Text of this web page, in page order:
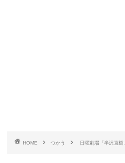
HOME つかう 日曜劇場「半沢直